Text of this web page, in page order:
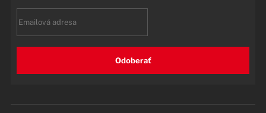
Odoberať